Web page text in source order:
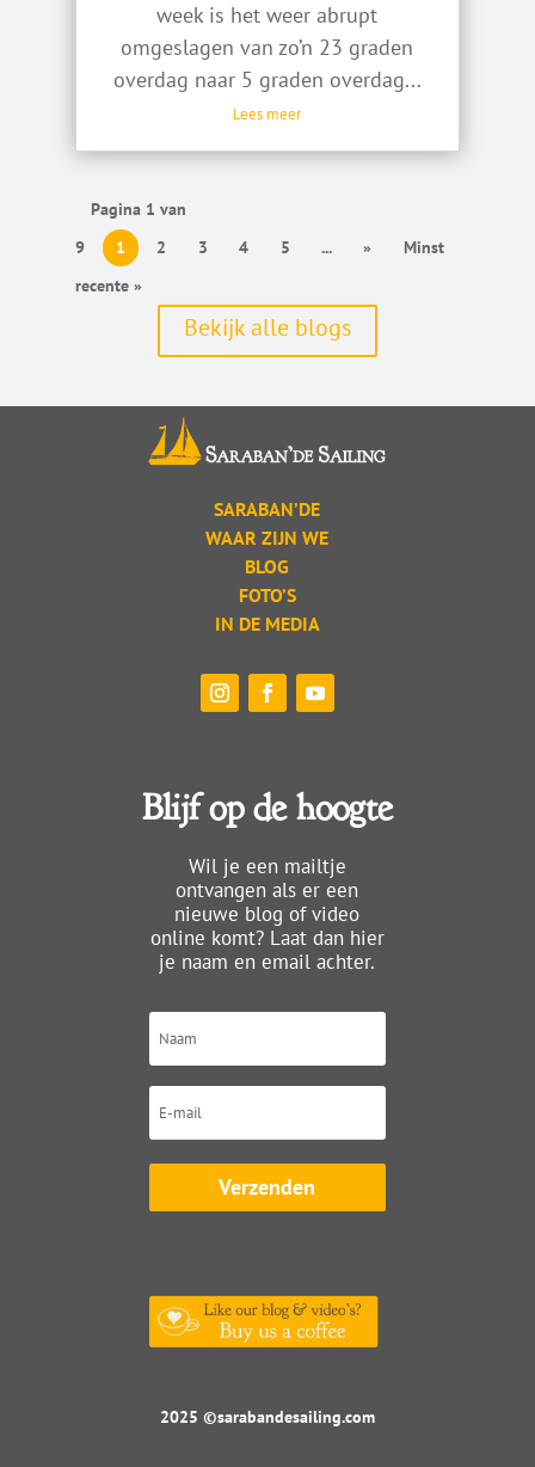
week is het weer abrupt
omgeslagen van zo’n 23 graden
overdag naar 5 graden overdag...
Lees meer
Pagina 1 van
9
1 2 3 4 5 ... »
Minst
recente »
Bekijk alle blogs
SARABAN’DE
WAAR ZIJN WE
BLOG
FOTO’S
IN DE MEDIA
Blijf op de hoogte
Wil je een mailtje
ontvangen als er een
nieuwe blog of video
online komt? Laat dan hier
je naam en email achter.
Verzenden
2025 ©sarabandesailing.com